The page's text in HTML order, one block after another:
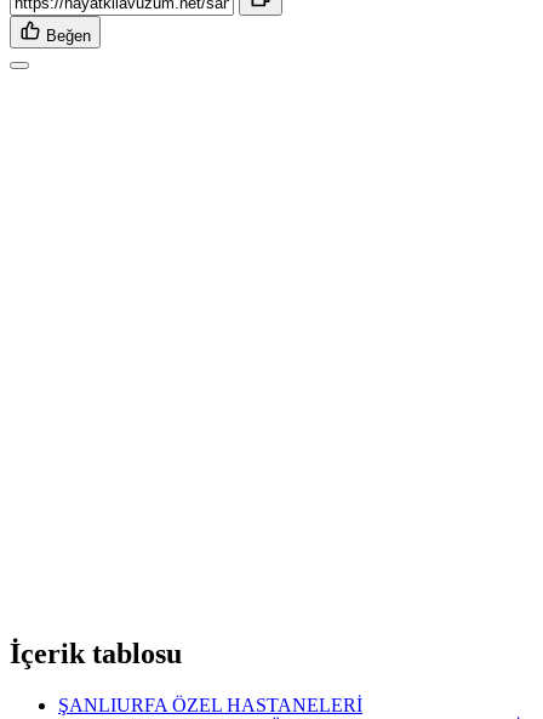
Beğen
İçerik tablosu
ŞANLIURFA ÖZEL HASTANELERİ